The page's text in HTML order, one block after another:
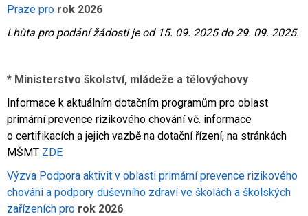
Praze pro rok 2026
Lhůta pro podání žádosti je od 15. 09. 2025 do 29. 09. 2025.
* Ministerstvo školství, mládeže a tělovýchovy
Informace k aktuálním dotačním programům pro oblast
primární prevence rizikového chování vč. informace
o certifikacích a jejich vazbě na dotační řízení, na stránkách
MŠMT ZDE
Výzva Podpora aktivit v oblasti primární prevence rizikového
chování a podpory duševního zdraví ve školách a školských
zařízeních pro rok 2026